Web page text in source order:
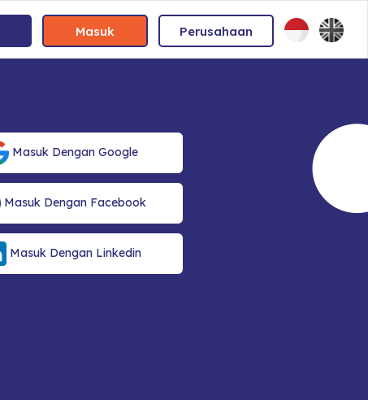
Masuk Perusahaan
Masuk Dengan Google
Masuk Dengan Facebook
Masuk Dengan Linkedin